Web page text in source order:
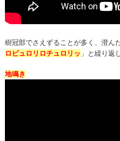
樹冠部でさえずることが多く、澄ん
ロピュロリロチュロリッ 」と繰り返
地鳴き